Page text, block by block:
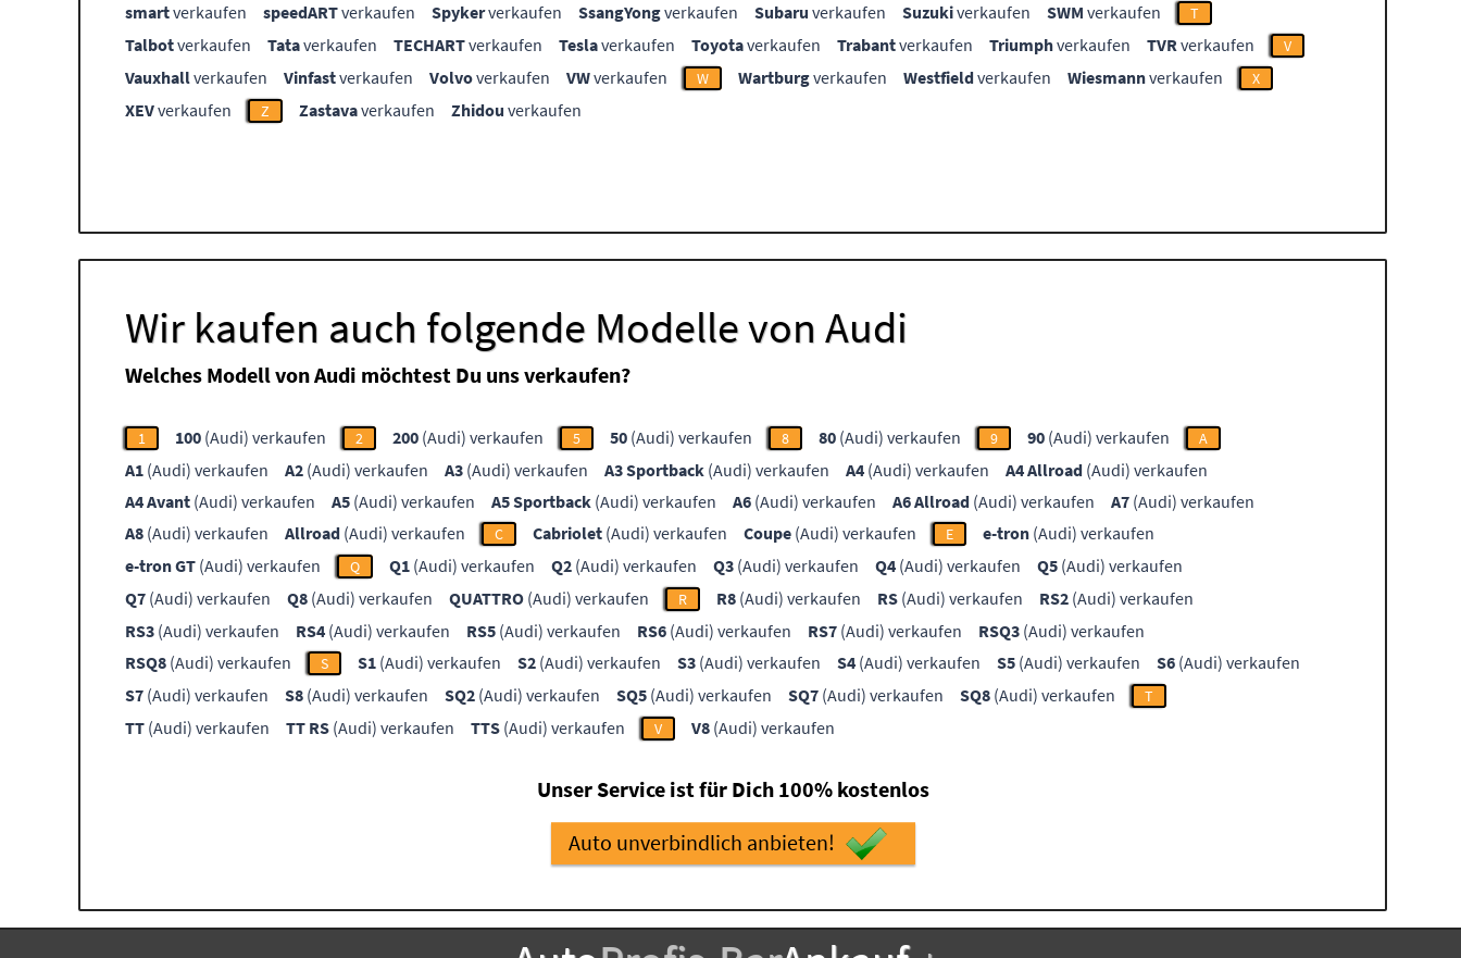
smartverkaufen speedARTverkaufen Spykerverkaufen SsangYongverkaufen Subaru verkaufen Suzukiverkaufen SWM verkaufen T
Talbotverkaufen Tataverkaufen TECHARTverkaufen Teslaverkaufen Toyotaverkaufen Trabantverkaufen Triumphverkaufen TVRverkaufen V
Vauxhallverkaufen Vinfastverkaufen Volvoverkaufen VWverkaufen W Wartburgverkaufen Westfieldverkaufen Wiesmannverkaufen X
XEVverkaufen Z Zastavaverkaufen Zhidou verkaufen
Wir kaufen auch folgende Modelle von Audi
Welches Modell von Audi möchtest Du uns verkaufen?
1 100 (Audi) verkaufen 2 200 (Audi) verkaufen 5 50 (Audi) verkaufen 8 80 (Audi) verkaufen 9 90 (Audi) verkaufen A
A1 (Audi) verkaufen A2 (Audi) verkaufen A3 (Audi) verkaufen A3 Sportback (Audi) verkaufen A4 (Audi) verkaufen A4 Allroad (Audi) verkaufen
A4 Avant (Audi) verkaufen A5 (Audi) verkaufen A5 Sportback (Audi) verkaufen A6 (Audi) verkaufen A6 Allroad (Audi) verkaufen A7 (Audi) verkaufen
A8 (Audi) verkaufen Allroad (Audi) verkaufen C Cabriolet (Audi) verkaufen Coupe (Audi) verkaufen E e-tron (Audi) verkaufen
e-tron GT (Audi) verkaufen Q Q1 (Audi) verkaufen Q2 (Audi) verkaufen Q3 (Audi) verkaufen Q4 (Audi) verkaufen Q5 (Audi) verkaufen
Q7 (Audi) verkaufen Q8 (Audi) verkaufen QUATTRO (Audi) verkaufen R R8 (Audi) verkaufen RS (Audi) verkaufen RS2 (Audi) verkaufen
RS3 (Audi) verkaufen RS4 (Audi) verkaufen RS5 (Audi) verkaufen RS6 (Audi) verkaufen RS7 (Audi) verkaufen RSQ3 (Audi) verkaufen
RSQ8 (Audi) verkaufen S S1 (Audi) verkaufen S2 (Audi) verkaufen S3 (Audi) verkaufen S4 (Audi) verkaufen S5 (Audi) verkaufen S6 (Audi) verkaufen
S7 (Audi) verkaufen S8 (Audi) verkaufen SQ2 (Audi) verkaufen SQ5 (Audi) verkaufen SQ7 (Audi) verkaufen SQ8 (Audi) verkaufen T
TT (Audi) verkaufen TT RS (Audi) verkaufen TTS (Audi) verkaufen V V8 (Audi) verkaufen
Unser Service ist für Dich 100% kostenlos
Auto unverbindlich anbieten!